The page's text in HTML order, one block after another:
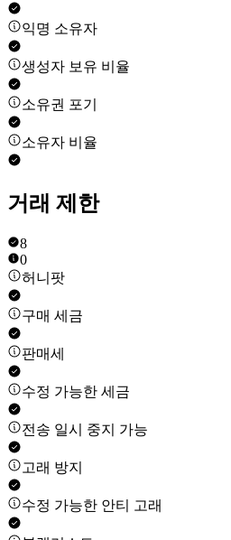
익명 소유자
생성자 보유 비율
소유권 포기
소유자 비율
거래 제한
8
0
허니팟
구매 세금
판매세
수정 가능한 세금
전송 일시 중지 가능
고래 방지
수정 가능한 안티 고래